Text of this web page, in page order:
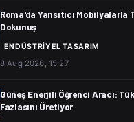
Roma'da Yansıtıcı Mobilyalarla
Dokunuş
ENDÜSTRIYEL TASARIM
8 Aug 2026, 15:27
Güneş Enerjili Öğrenci Aracı:
Fazlasını Üretiyor